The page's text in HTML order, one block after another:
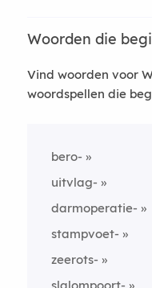
Woorden die
Vind woorden voor
woordspellen die
bero-
uitvlag-
darmoperatie-
stampvoet-
zeerots-